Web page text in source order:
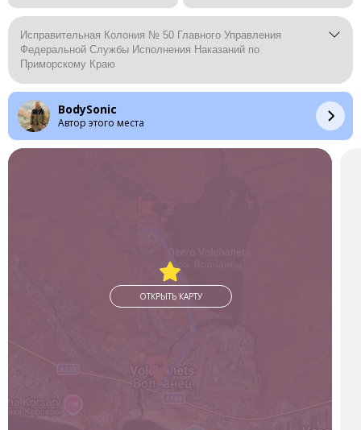
Исправительная Колония № 50 Главного Управления
Федеральной Службы Исполнения Наказаний по
Приморскому Краю
BodySonic
Автор этого места
ОТКРЫТЬ КАРТУ